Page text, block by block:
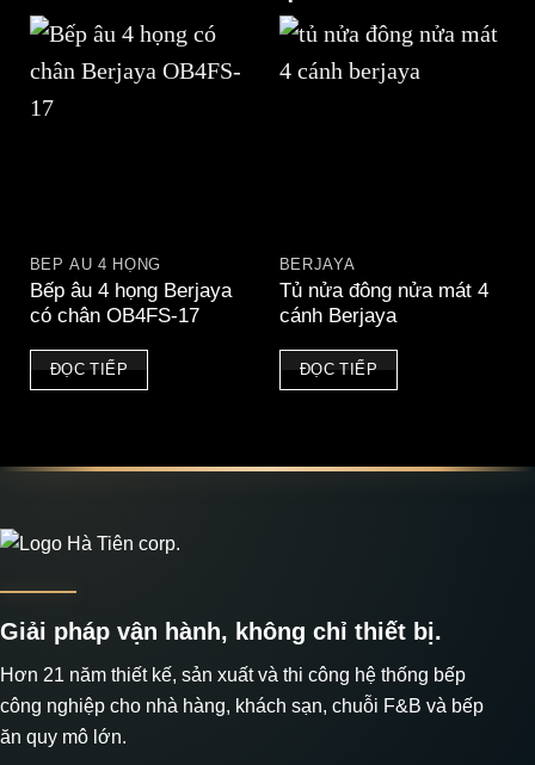
BẾP ÂU 4 HỌNG
Bếp âu 4 họng Berjaya
có chân OB4FS-17
ĐỌC TIẾP
BERJAYA
Tủ nửa đông nửa mát 4
cánh Berjaya
ĐỌC TIẾP
Giải pháp vận hành, không chỉ thiết bị.
Hơn 21 năm thiết kế, sản xuất và thi công hệ thống bếp
công nghiệp cho nhà hàng, khách sạn, chuỗi F&B và bếp
ăn quy mô lớn.